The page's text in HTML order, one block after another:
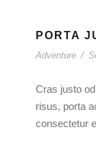
PORTA
Adventure /
Cras justo
risus, porta
consectetur